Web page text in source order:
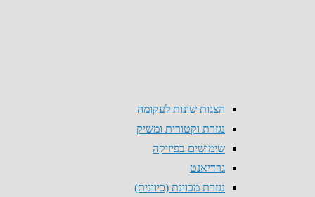
הצגות שונות לעקומה
נגזרת וקטורית ומשיק
שימושים בפיזיקה
גרדיאנט
נגזרת מכוונת (כיוונית)